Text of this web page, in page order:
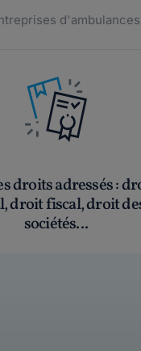
d'ambulances
droits adressés:
droit fiscal, droit
sociétés...